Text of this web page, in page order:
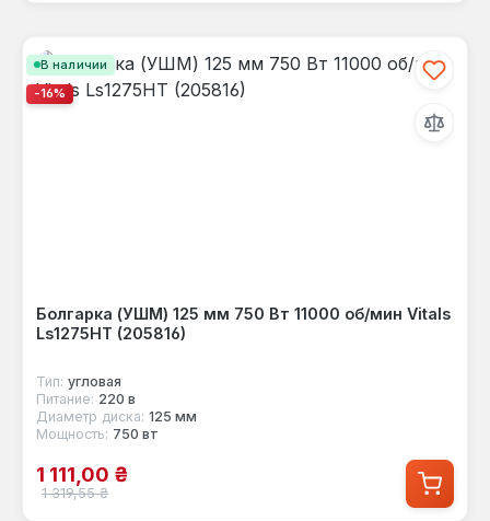
В наличии
-16%
Болгарка (УШМ) 125 мм 750 Вт 11000 об/мин Vitals
Ls1275HT (205816)
Тип: угловая
Питание: 220 в
Диаметр диска: 125 мм
Мощность: 750 вт
Цена продажи:
1 111,00 ₴
Обычная цена:
1 319,55 ₴